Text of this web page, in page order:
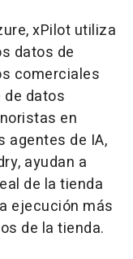
xPilot utiliza
datos de
comerciales
de datos
en
agentes de IA,
ayudan a
de la tienda
ejecución más
de la tienda.